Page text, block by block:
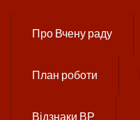
Про Вчену раду
План роботи
Відзнаки ВР